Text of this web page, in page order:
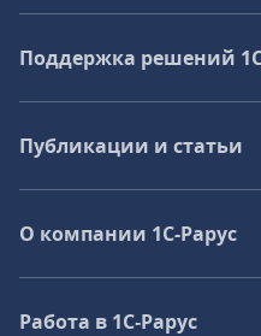
Поддержка решений 1С
Публикации и статьи
О компании 1C-Рарус
Работа в 1С‑Рарус